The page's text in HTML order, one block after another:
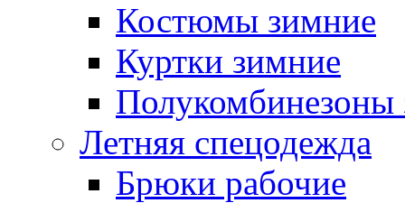
Костюмы зимние
Куртки зимние
Полукомбинезоны
Летняя спецодежда
Брюки рабочие